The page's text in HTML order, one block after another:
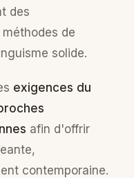
des
de
solide.
exigences du
afin d'offrir
contemporaine.